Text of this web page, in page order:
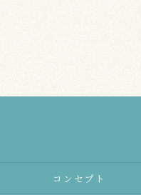
コンセプト